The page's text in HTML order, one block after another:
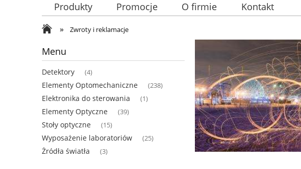
Produkty Promocje O firmie Kontakt
» Zwroty i reklamacje
Menu
Detektory (4)
Elementy Optomechaniczne (238)
Elektronika do sterowania (1)
Elementy Optyczne (39)
Stoły optyczne (15)
Wyposażenie laboratoriów (25)
Żródła światła (3)